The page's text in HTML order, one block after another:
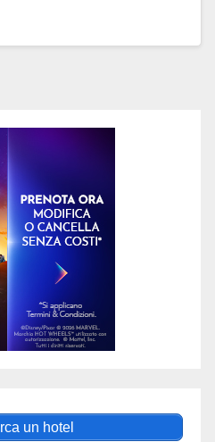
un hotel